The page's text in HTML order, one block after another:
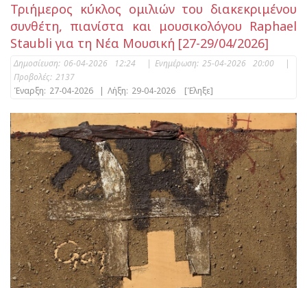
Τριήμερος κύκλος ομιλιών του διακεκριμένου
συνθέτη, πιανίστα και μουσικολόγου Raphael
Staubli για τη Νέα Μουσική [27-29/04/2026]
Δημοσίευση: 06-04-2026 12:24 | Ενημέρωση: 25-04-2026 20:00
|
Προβολές: 2137
Έναρξη: 27-04-2026 | Λήξη: 29-04-2026 [Έληξε]